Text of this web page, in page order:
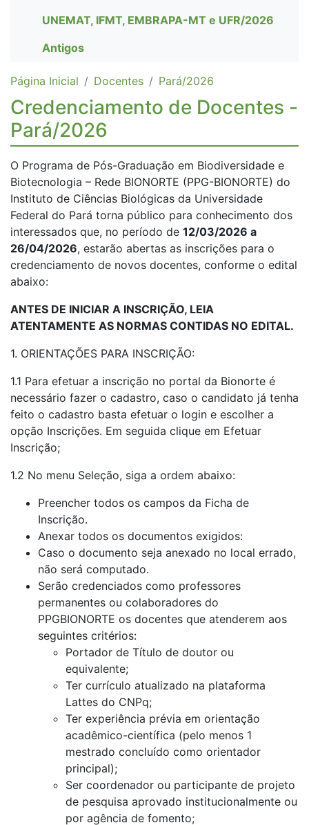
UNEMAT, IFMT, EMBRAPA-MT e UFR/2026
Antigos
Página Inicial Docentes Pará/2026
Credenciamento de Docentes -
Pará/2026
O Programa de Pós-Graduação em Biodiversidade e
Biotecnologia – Rede BIONORTE (PPG-BIONORTE) do
Instituto de Ciências Biológicas da Universidade
Federal do Pará torna público para conhecimento dos
interessados que, no período de 12/03/2026 a
26/04/2026, estarão abertas as inscrições para o
credenciamento de novos docentes, conforme o edital
abaixo:
ANTES DE INICIAR A INSCRIÇÃO, LEIA
ATENTAMENTE AS NORMAS CONTIDAS NO EDITAL.
1. ORIENTAÇÕES PARA INSCRIÇÃO:
1.1 Para efetuar a inscrição no portal da Bionorte é
necessário fazer o cadastro, caso o candidato já tenha
feito o cadastro basta efetuar o login e escolher a
opção Inscrições. Em seguida clique em Efetuar
Inscrição;
1.2 No menu Seleção, siga a ordem abaixo:
Preencher todos os campos da Ficha de
Inscrição.
Anexar todos os documentos exigidos:
Caso o documento seja anexado no local errado,
não será computado.
Serão credenciados como professores
permanentes ou colaboradores do
PPGBIONORTE os docentes que atenderem aos
seguintes critérios:
Portador de Título de doutor ou
equivalente;
Ter currículo atualizado na plataforma
Lattes do CNPq;
Ter experiência prévia em orientação
acadêmico-científica (pelo menos 1
mestrado concluído como orientador
principal);
Ser coordenador ou participante de projeto
de pesquisa aprovado institucionalmente ou
por agência de fomento;